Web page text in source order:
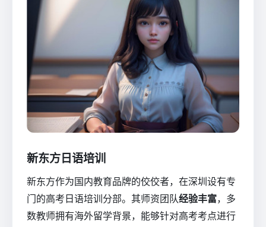
新东方日语培训
新东方作为国内教育品牌的佼佼者，在深圳设有专
门的高考日语培训分部。其师资团队经验丰富，多
数教师拥有海外留学背景，能够针对高考考点进行